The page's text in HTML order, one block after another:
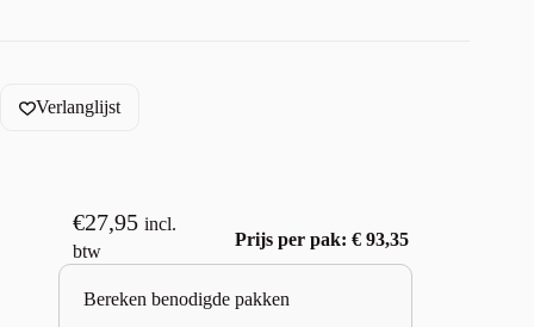
Verlanglijst
€27,95 incl.
btw
Prijs per pak: € 93,35
Bereken benodigde pakken